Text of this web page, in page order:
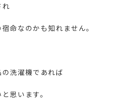
れ
命なのかも知れません。
洗濯機であれば
思います。